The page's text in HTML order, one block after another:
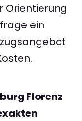
Orientierung
ein
Florenz